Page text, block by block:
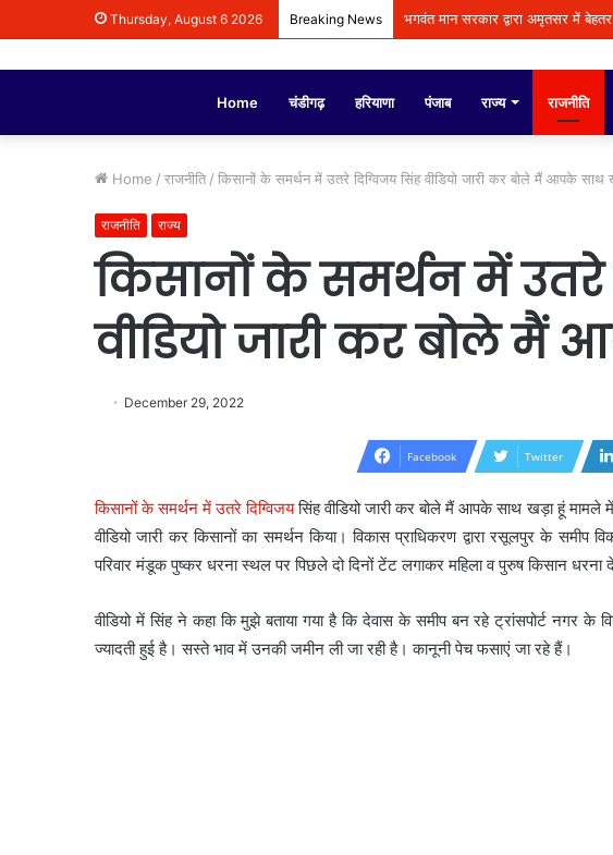
Thursday, August 6 2026 Breaking News भगवंत मान सरकार द्वारा अमृतसर में
Home चंडीगढ़ हरियाणा पंजाब राज्य राजनीति
Home / राजनीति / किसानों के समर्थन में उतरे दिग्विजय सिंह वीडियो जारी कर बोले मैं आपके साथ
राजनीति राज्य
किसानों के समर्थन में उतरे
वीडियो जारी कर बोले मैं
December 29, 2022
Facebook Twitter
किसानों के समर्थन में उतरे दिग्विजयसिंह वीडियो जारी कर बोले मैं आपके साथ खड़ा हूं मामले
वीडियो जारी कर किसानों का समर्थन किया। विकास प्राधिकरण द्वारा रसूलपुर के समीप
परिवार मंडूक पुष्कर धरना स्थल पर पिछले दो दिनों टेंट लगाकर महिला व पुरुष किसान
वीडियो में सिंह ने कहा कि मुझे बताया गया है कि देवास के समीप बन रहे ट्रांसपोर्ट नगर
ज्यादती हुई है। सस्ते भाव में उनकी जमीन ली जा रही है। कानूनी पेच फसाएं जा रहे हैं।